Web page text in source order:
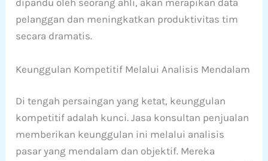
dipandu oleh seorang ahli, akan merapikan data
pelanggan dan meningkatkan produktivitas tim
secara dramatis.
Keunggulan Kompetitif Melalui Analisis Mendalam
Di tengah persaingan yang ketat, keunggulan
kompetitif adalah kunci. Jasa konsultan penjualan
memberikan keunggulan ini melalui analisis
pasar yang mendalam dan objektif. Mereka